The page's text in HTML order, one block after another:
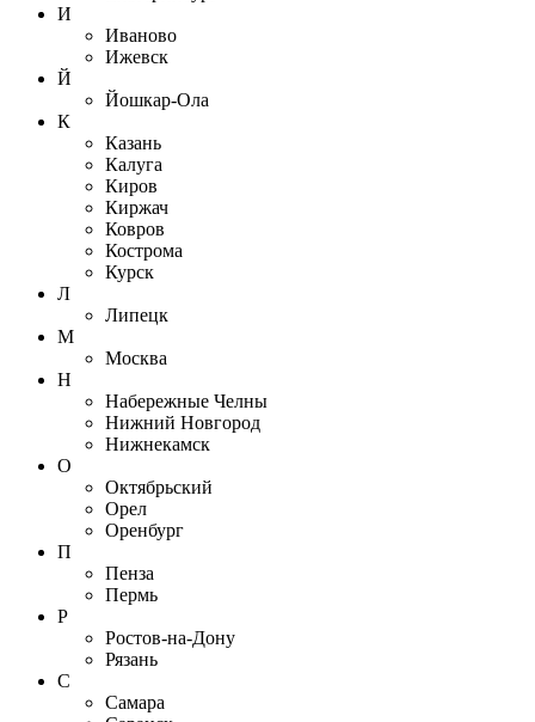
И
Иваново
Ижевск
Й
Йошкар-Ола
К
Казань
Калуга
Киров
Киржач
Ковров
Кострома
Курск
Л
Липецк
М
Москва
Н
Набережные Челны
Нижний Новгород
Нижнекамск
О
Октябрьский
Орел
Оренбург
П
Пенза
Пермь
Р
Ростов-на-Дону
Рязань
С
Самара